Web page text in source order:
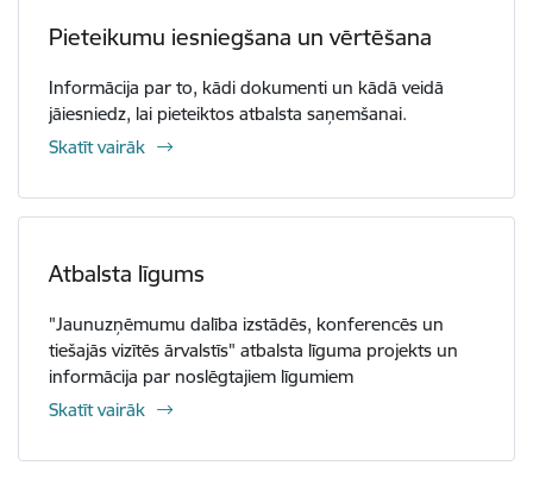
Pieteikumu iesniegšana un vērtēšana
Informācija par to, kādi dokumenti un kādā veidā
jāiesniedz, lai pieteiktos atbalsta saņemšanai.
Skatīt vairāk
Atbalsta līgums
"Jaunuzņēmumu dalība izstādēs, konferencēs un
tiešajās vizītēs ārvalstīs" atbalsta līguma projekts un
informācija par noslēgtajiem līgumiem
Skatīt vairāk